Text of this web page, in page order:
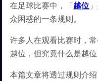
在足球比赛中，「越位
众困惑的一条规则。
许多人在观看比赛时，
越位，但究竟什么是越
本篇文章将透过规则介